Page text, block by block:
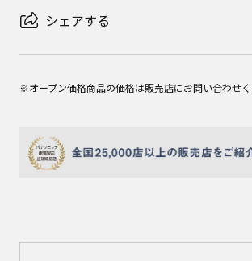
シェアする
※オープン価格商品の価格は販売店にお問い合わせく